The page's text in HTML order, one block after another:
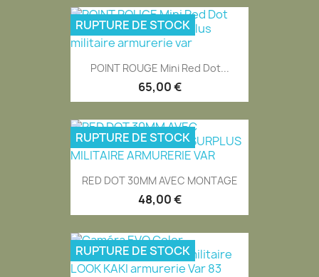
POINT ROUGE Mini Red Dot...
65,00 €
RUPTURE DE STOCK
RED DOT 30MM AVEC MONTAGE
48,00 €
RUPTURE DE STOCK
RUPTURE DE STOCK